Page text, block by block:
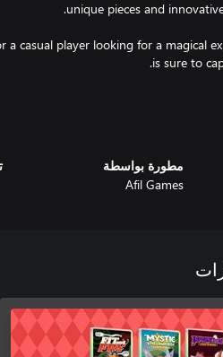
casual player looking for a magical
مطورة بواسطة
Afil Games